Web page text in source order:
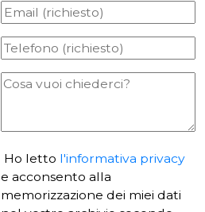
Ho letto l'informativa privacy
e acconsento alla
memorizzazione dei miei dati